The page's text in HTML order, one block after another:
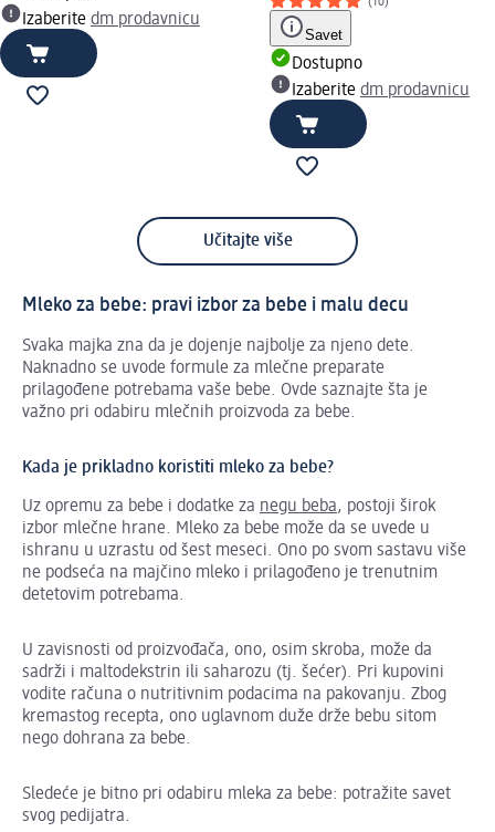
Izaberite dm prodavnicu
Savet
Dostupno
Izaberite dm prodavnicu
Učitajte više
Mleko za bebe: pravi izbor za bebe i malu decu
Svaka majka zna da je dojenje najbolje za njeno dete.
Naknadno se uvode formule za mlečne preparate
prilagođene potrebama vaše bebe. Ovde saznajte šta je
važno pri odabiru mlečnih proizvoda za bebe.
Kada je prikladno koristiti mleko za bebe?
Uz opremu za bebe i dodatke za negu beba, postoji širok
izbor mlečne hrane. Mleko za bebe može da se uvede u
ishranu u uzrastu od šest meseci. Ono po svom sastavu više
ne podseća na majčino mleko i prilagođeno je trenutnim
detetovim potrebama.
U zavisnosti od proizvođača, ono, osim skroba, može da
sadrži i maltodekstrin ili saharozu (tj. šećer). Pri kupovini
vodite računa o nutritivnim podacima na pakovanju. Zbog
kremastog recepta, ono uglavnom duže drže bebu sitom
nego dohrana za bebe.
Sledeće je bitno pri odabiru mleka za bebe: potražite savet
svog pedijatra.